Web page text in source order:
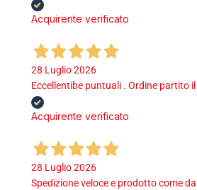
Acquirente verificato
28 Luglio 2026
Eccellentibe puntuali . Ordine partito
Acquirente verificato
28 Luglio 2026
Spedizione veloce e prodotto come